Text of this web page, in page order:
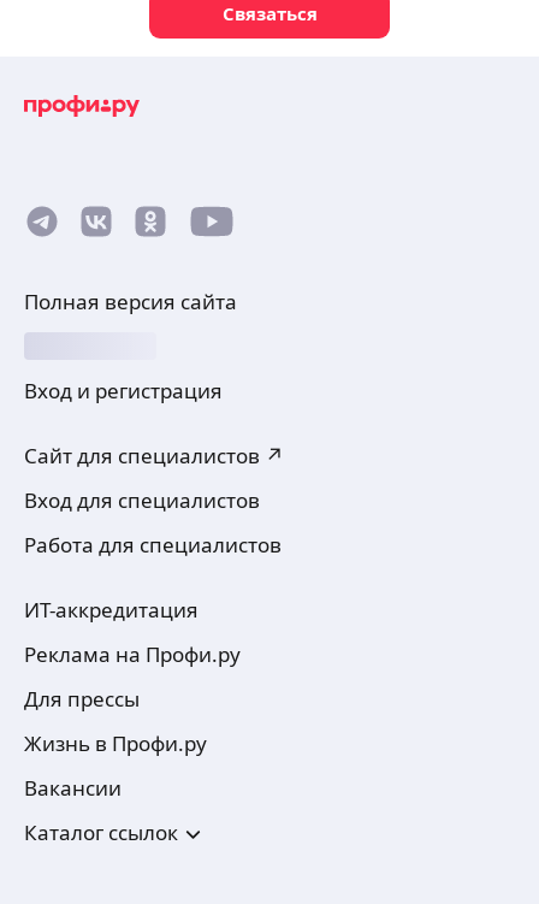
Связаться
Полная версия сайта
Вход и регистрация
Сайт для специалистов ↗
Вход для специалистов
Работа для специалистов
ИТ-аккредитация
Реклама на Профи.ру
Для прессы
Жизнь в Профи.ру
Вакансии
Каталог ссылок